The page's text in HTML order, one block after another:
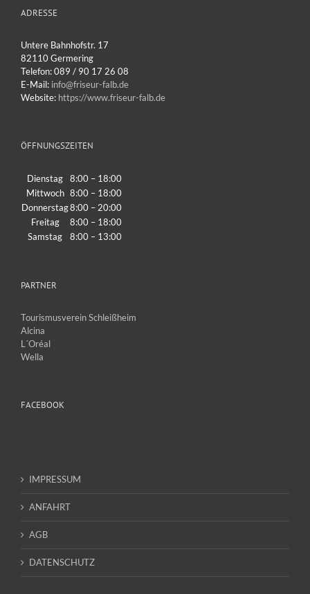
ADRESSE
Untere Bahnhofstr. 17
82110 Germering
Telefon: 089 / 90 17 26 08
E-Mail: info@friseur-falb.de
Website: https://www.friseur-falb.de
ÖFFNUNGSZEITEN
Dienstag
8:00 – 18:00
Mittwoch 8:00 – 18:00
Donnerstag8:00 – 20:00
Freitag
8:00 – 18:00
Samstag
8:00 – 13:00
PARTNER
Tourismusverein Schleißheim
Alcina
L´Oréal
Wella
FACEBOOK
IMPRESSUM
ANFAHRT
AGB
DATENSCHUTZ